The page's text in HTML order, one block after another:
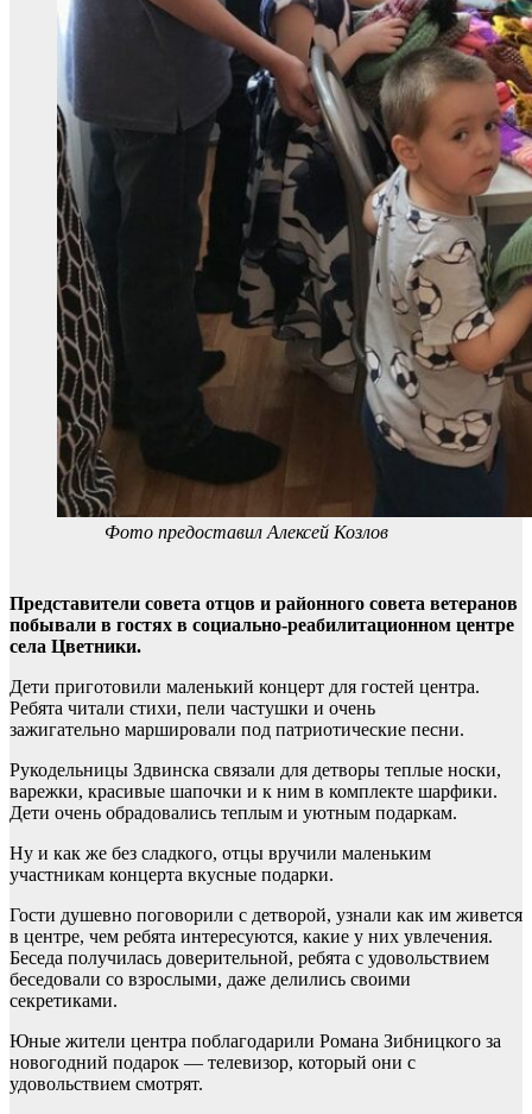
Фото предоставил Алексей Козлов
Представители совета отцов и районного совета ветеранов
побывали в гостях в социально-реабилитационном центре
села Цветники.
Дети приготовили маленький концерт для гостей центра.
Ребята читали стихи, пели частушки и очень
зажигательно маршировали под патриотические песни.
Рукодельницы Здвинска связали для детворы теплые носки,
варежки, красивые шапочки и к ним в комплекте шарфики.
Дети очень обрадовались теплым и уютным подаркам.
Ну и как же без сладкого, отцы вручили маленьким
участникам концерта вкусные подарки.
Гости душевно поговорили с детворой, узнали как им живется
в центре, чем ребята интересуются, какие у них увлечения.
Беседа получилась доверительной, ребята с удовольствием
беседовали со взрослыми, даже делились своими
секретиками.
Юные жители центра поблагодарили Романа Зибницкого за
новогодний подарок — телевизор, который они с
удовольствием смотрят.